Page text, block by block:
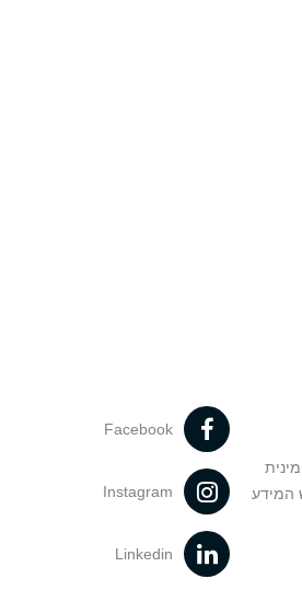
המידע
Facebook
Instagram
Linkedin